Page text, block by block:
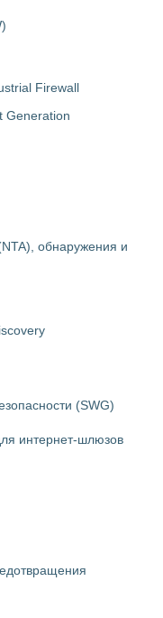
Firewall
Generation
обнаружения и
(SWG)
интернет-шлюзов